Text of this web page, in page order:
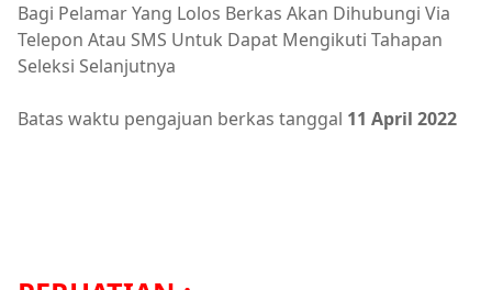
Bagi Pelamar Yang Lolos Berkas Akan Dihubungi Via
Telepon Atau SMS Untuk Dapat Mengikuti Tahapan
Seleksi Selanjutnya
Batas waktu pengajuan berkas tanggal 11 April 2022